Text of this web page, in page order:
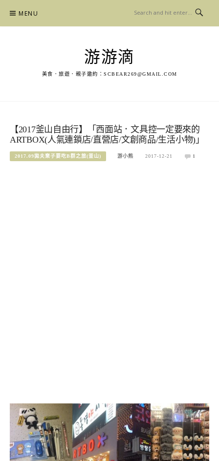
content
MENU
游游滴
美食．旅遊．親子邀約： SCBEAR269@GMAIL.COM
【2017釜山自由行】「西面站．文具控一定要來的
ARTBOX(人氣連鎖店/直營店/文創商品/生活小物)」
2017.09拋夫棄子要吃B群之旅(釜山) 游小熊 2017-12-21 1